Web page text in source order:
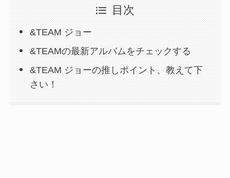
目次
&TEAM ジョー
&TEAMの最新アルバムをチェックする
&TEAM ジョーの推しポイント、教えて下
さい！